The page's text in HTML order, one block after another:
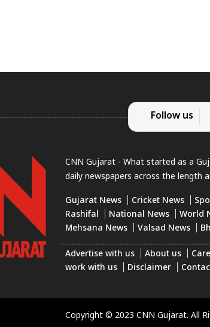
Follow us
CNN Gujarat - What started as a
daily newspapers across the length
Gujarat News Cricket News
Rashifal
National News World
Mehsana News
Valsad News
Advertise with us About us
work with us
Disclaimer
Copyright © 2023 CNN Gujarat. All